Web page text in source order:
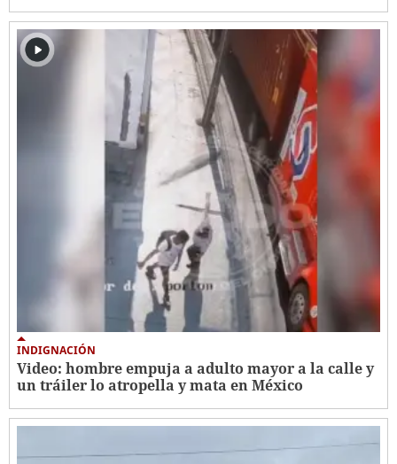
INDIGNACIÓN
Video: hombre empuja a adulto mayor a la calle y
un tráiler lo atropella y mata en México